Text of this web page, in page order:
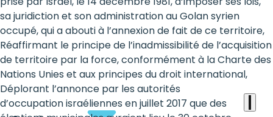
the
international
agenda
sa juridiction et son administration au Golan syrien
occupé, qui a abouti à l’annexion de fait de ce territoire,
Réaffirmant le principe de l’inadmissibilité de l’acquisition
de territoire par la force, conformément à la Charte des
Nations Unies et aux principes du droit international,
Déplorant l’annonce par les autorités
d’occupation israéliennes en juillet 2017 que des